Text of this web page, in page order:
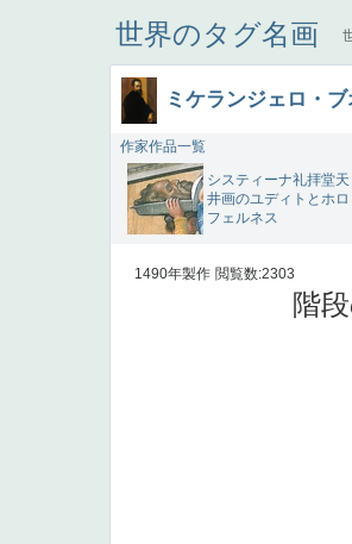
世界のタグ名画
ミケランジェロ・
作家作品一覧
システィーナ礼拝堂天
井画のユディトとホロ
フェルネス
1490年製作 閲覧数:2303
階